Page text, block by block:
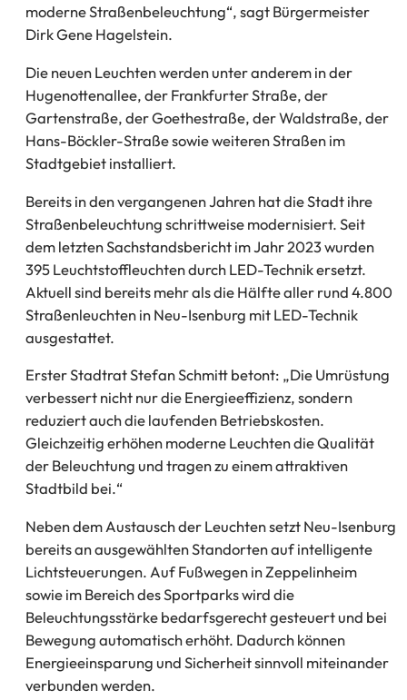
moderne Straßenbeleuchtung“, sagt Bürgermeister
Dirk Gene Hagelstein.
Die neuen Leuchten werden unter anderem in der
Hugenottenallee, der Frankfurter Straße, der
Gartenstraße, der Goethestraße, der Waldstraße, der
Hans-Böckler-Straße sowie weiteren Straßen im
Stadtgebiet installiert.
Bereits in den vergangenen Jahren hat die Stadt ihre
Straßenbeleuchtung schrittweise modernisiert. Seit
dem letzten Sachstandsbericht im Jahr 2023 wurden
395 Leuchtstoffleuchten durch LED-Technik ersetzt.
Aktuell sind bereits mehr als die Hälfte aller rund 4.800
Straßenleuchten in Neu-Isenburg mit LED-Technik
ausgestattet.
Erster Stadtrat Stefan Schmitt betont: „Die Umrüstung
verbessert nicht nur die Energieeffizienz, sondern
reduziert auch die laufenden Betriebskosten.
Gleichzeitig erhöhen moderne Leuchten die Qualität
der Beleuchtung und tragen zu einem attraktiven
Stadtbild bei.“
Neben dem Austausch der Leuchten setzt Neu-Isenburg
bereits an ausgewählten Standorten auf intelligente
Lichtsteuerungen. Auf Fußwegen in Zeppelinheim
sowie im Bereich des Sportparks wird die
Beleuchtungsstärke bedarfsgerecht gesteuert und bei
Bewegung automatisch erhöht. Dadurch können
Energieeinsparung und Sicherheit sinnvoll miteinander
verbunden werden.